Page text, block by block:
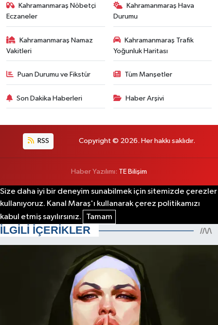
Kahramanmaraş Nöbetçi
Eczaneler
Kahramanmaraş Hava
Durumu
Kahramanmaraş Namaz
Vakitleri
Kahramanmaraş Trafik
Yoğunluk Haritası
Puan Durumu ve Fikstür Tüm Manşetler
Son Dakika Haberleri Haber Arşivi
RSS Copyright © 2026. Her hakkı saklıdır.
Haber Yazılımı: TE Bilişim
Size daha iyi bir deneyim sunabilmek için sitemizde çerezler
kullanıyoruz. Kanal Maraş'ı kullanarak çerez politikamızı
kabul etmiş sayılırsınız.
Tamam